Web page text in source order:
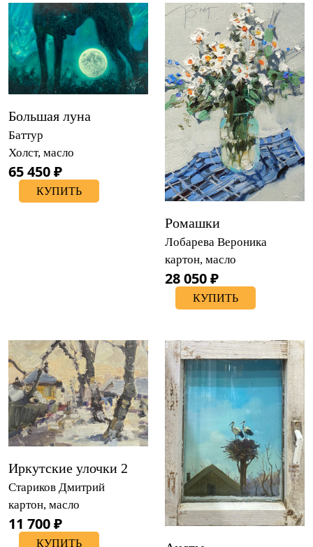
Большая луна
Баттур
Холст, масло
65 450 ₽
КУПИТЬ
Ромашки
Лобарева Вероника
картон, масло
28 050 ₽
КУПИТЬ
Иркутские улочки 2
Стариков Дмитрий
картон, масло
11 700 ₽
КУПИТЬ